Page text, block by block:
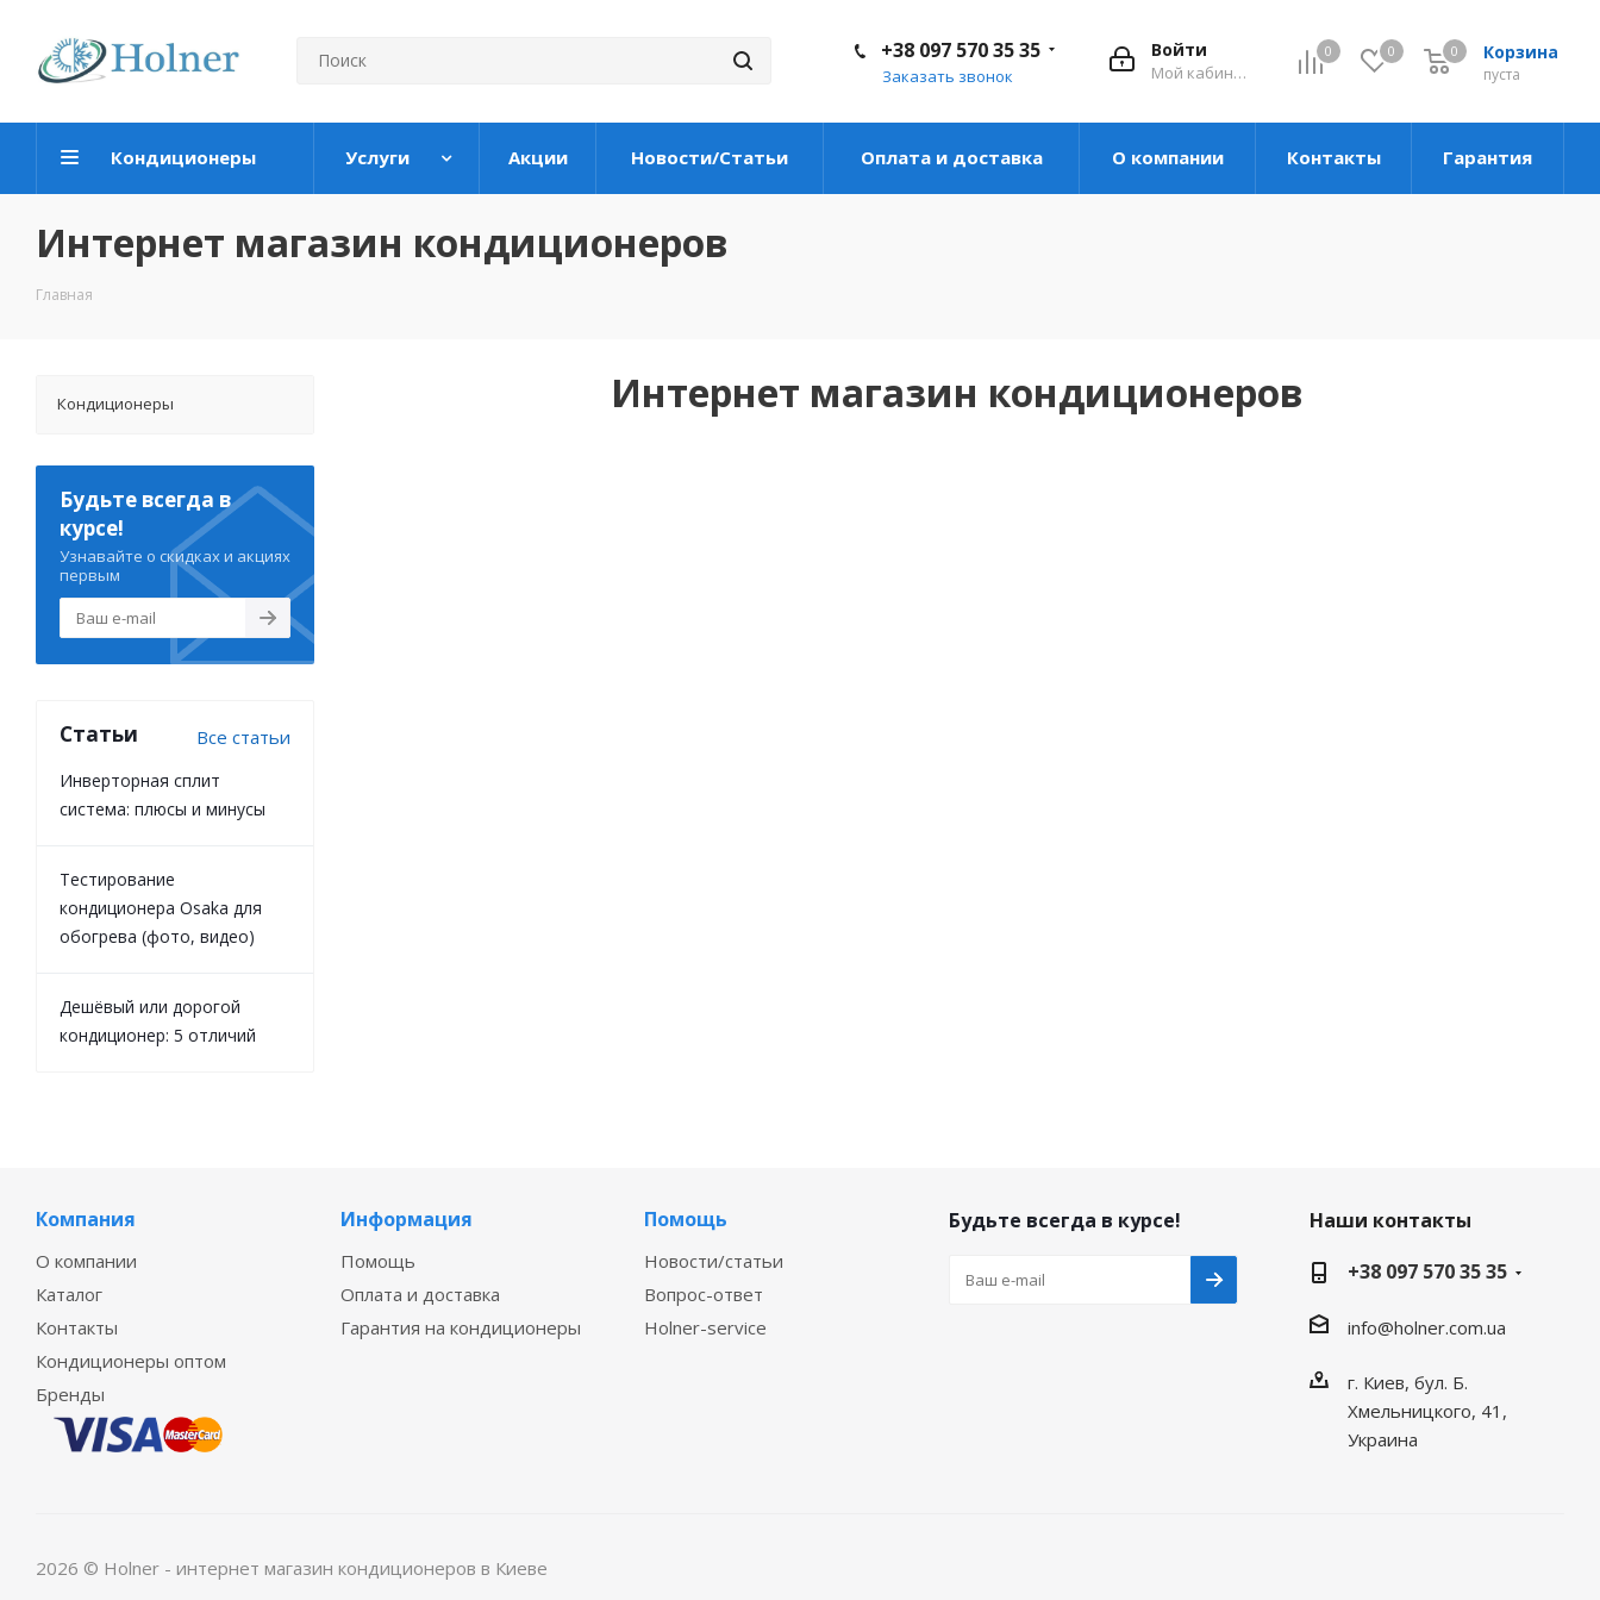
0 0 Корзина
пуста
0
Войти
Мой кабинет
+38 097 570 35 35
Заказать звонок
Кондиционеры Услуги Акции Новости/Статьи Оплата и доставка О компании Контакты Гарантия
Интернет магазин кондиционеров
Главная
Интернет магазин кондиционеров
Кондиционеры
Будьте всегда в
курсе!
Узнавайте о скидках и акциях
первым
Статьи Все статьи
Инверторная сплит
система: плюсы и минусы
Тестирование
кондиционера Osaka для
обогрева (фото, видео)
Дешёвый или дорогой
кондиционер: 5 отличий
Компания
О компании
Каталог
Контакты
Кондиционеры оптом
Бренды
Информация
Помощь
Оплата и доставка
Гарантия на кондиционеры
Помощь
Новости/статьи
Вопрос-ответ
Holner-service
Будьте всегда в курсе!
Наши контакты
+38 097 570 35 35
info@holner.com.ua
г. Киев, бул. Б.
Хмельницкого, 41,
Украина
2026 © Holner - интернет магазин кондиционеров в Киеве